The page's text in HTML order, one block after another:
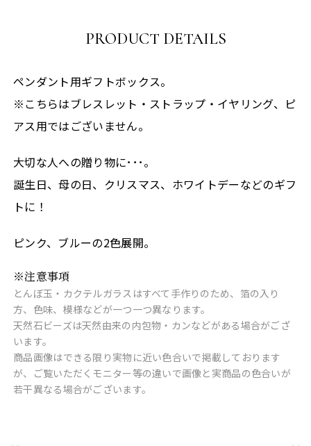
PRODUCT DETAILS
ペンダント用ギフトボックス。
※こちらはブレスレット・ストラップ・イヤリング、ピ
アス用ではございません。
大切な人への贈り物に･･･。
誕生日、母の日、クリスマス、ホワイトデーなどのギフ
トに！
ピンク、ブルーの2色展開。
※注意事項
とんぼ玉・カクテルガラスはすべて手作りのため、箔の入り
方、色味、模様などが一つ一つ異なります。
天然石ビーズは天然由来の内包物・カンなどがある場合がござ
います。
商品画像はできる限り実物に近い色合いで掲載しております
が、ご覧いただくモニター等の違いで画像と実商品の色合いが
若干異なる場合がございます。